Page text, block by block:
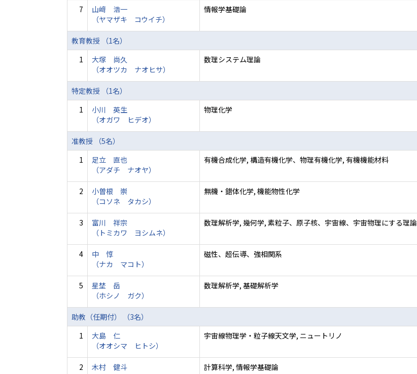
7
山﨑 浩一
（ヤマザキ コウイチ）
情報学基礎論
教育教授 （1名）
1
大塚 尚久
（オオツカ ナオヒサ）
数理システム理論
特定教授 （1名）
1
小川 英生
（オガワ ヒデオ）
物理化学
准教授 （5名）
1
足立 直也
（アダチ ナオヤ）
有機合成化学, 構造有機化学、物理有機化学, 有機機能材料
2
小曽根 崇
（コソネ タカシ）
無機・錯体化学, 機能物性化学
3
富川 祥宗
（トミカワ ヨシムネ）
数理解析学, 幾何学, 素粒子、原子核、宇宙線、宇宙物理にする理論
4
中 惇
（ナカ マコト）
磁性、超伝導、強相関系
5
星埜 岳
（ホシノ ガク）
数理解析学, 基礎解析学
助教（任期付） （3名）
1
大島 仁
（オオシマ ヒトシ）
宇宙線物理学・粒子線天文学, ニュートリノ
2
木村 健斗
計算科学, 情報学基礎論